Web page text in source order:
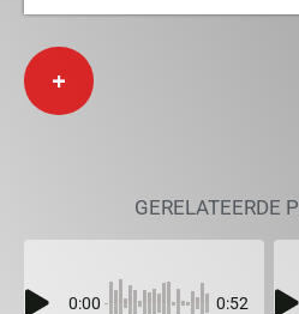
+
GERELATEERDE
0:00 0:52